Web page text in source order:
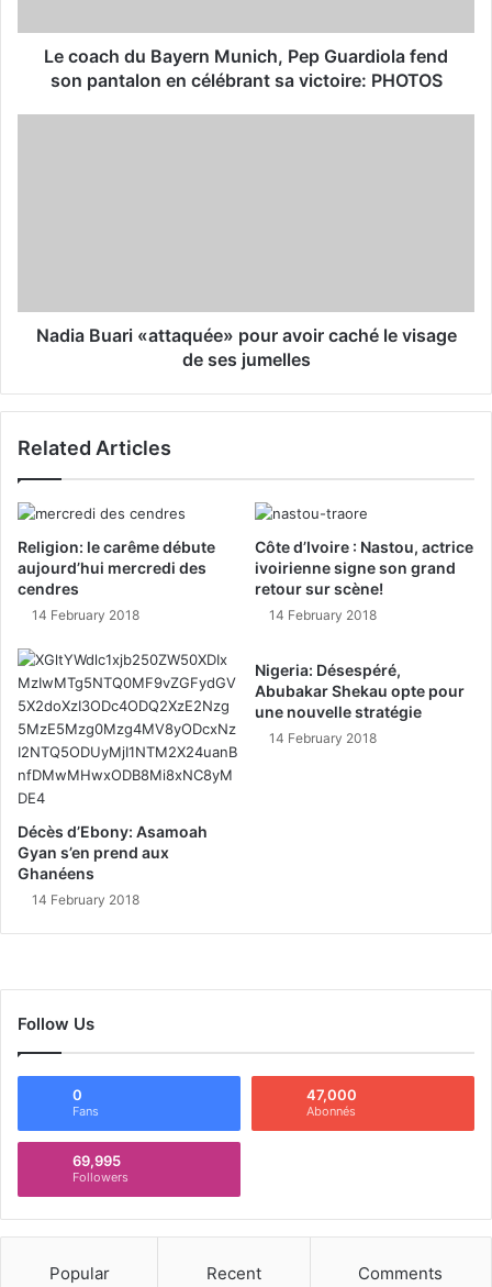
Le coach du Bayern Munich, Pep Guardiola fend
son pantalon en célébrant sa victoire: PHOTOS
Nadia Buari «attaquée» pour avoir caché le visage
de ses jumelles
Related Articles
Religion: le carême débute
aujourd’hui mercredi des
cendres
14 February 2018
Côte d’Ivoire : Nastou, actrice
ivoirienne signe son grand
retour sur scène!
14 February 2018
Décès d’Ebony: Asamoah
Gyan s’en prend aux
Ghanéens
14 February 2018
Nigeria: Désespéré,
Abubakar Shekau opte pour
une nouvelle stratégie
14 February 2018
Follow Us
0
Fans
47,000
Abonnés
69,995
Followers
Popular Recent Comments